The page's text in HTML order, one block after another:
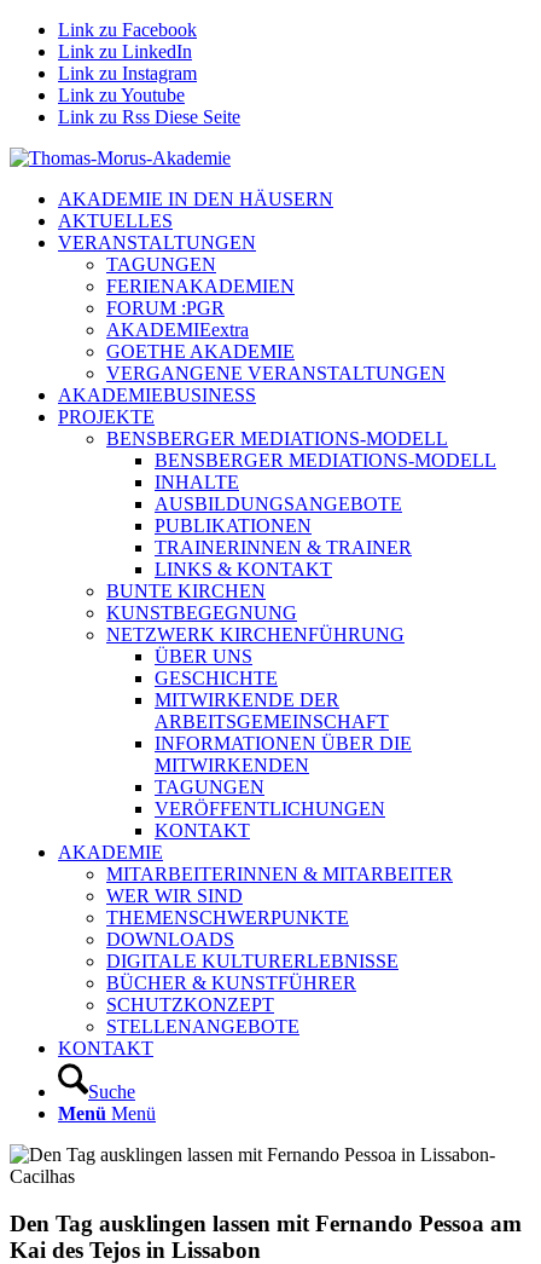
Link zu Facebook
Link zu LinkedIn
Link zu Instagram
Link zu Youtube
Link zu Rss Diese Seite
AKADEMIE IN DEN HÄUSERN
AKTUELLES
VERANSTALTUNGEN
TAGUNGEN
FERIENAKADEMIEN
FORUM :PGR
AKADEMIEextra
GOETHE AKADEMIE
VERGANGENE VERANSTALTUNGEN
AKADEMIEBUSINESS
PROJEKTE
BENSBERGER MEDIATIONS-MODELL
BENSBERGER MEDIATIONS-MODELL
INHALTE
AUSBILDUNGSANGEBOTE
PUBLIKATIONEN
TRAINERINNEN & TRAINER
LINKS & KONTAKT
BUNTE KIRCHEN
KUNSTBEGEGNUNG
NETZWERK KIRCHENFÜHRUNG
ÜBER UNS
GESCHICHTE
MITWIRKENDE DER
ARBEITSGEMEINSCHAFT
INFORMATIONEN ÜBER DIE
MITWIRKENDEN
TAGUNGEN
VERÖFFENTLICHUNGEN
KONTAKT
AKADEMIE
MITARBEITERINNEN & MITARBEITER
WER WIR SIND
THEMENSCHWERPUNKTE
DOWNLOADS
DIGITALE KULTURERLEBNISSE
BÜCHER & KUNSTFÜHRER
SCHUTZKONZEPT
STELLENANGEBOTE
KONTAKT
Suche
Menü Menü
Den Tag ausklingen lassen mit Fernando Pessoa am
Kai des Tejos in Lissabon